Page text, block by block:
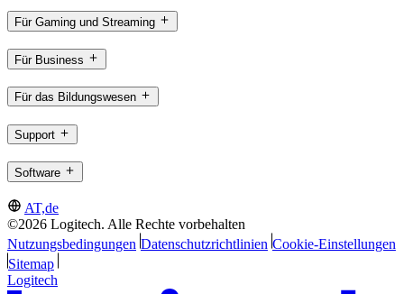
Für Gaming und Streaming
Für Business
Für das Bildungswesen
Support
Software
AT,de
©2026 Logitech. Alle Rechte vorbehalten
Nutzungsbedingungen Datenschutzrichtlinien Cookie-Einstellungen
Sitemap
Logitech